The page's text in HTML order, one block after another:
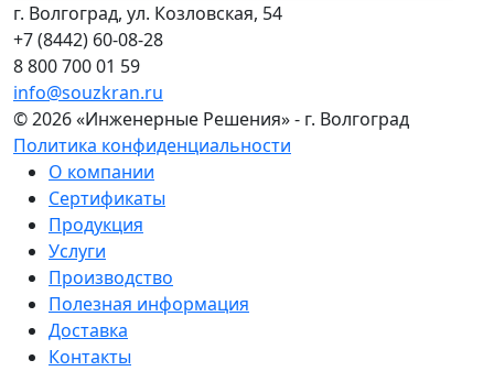
г. Волгоград, ул. Козловская, 54
+7 (8442) 60-08-28
8 800 700 01 59
info@souzkran.ru
© 2026 «Инженерные Решения» - г. Волгоград
Политика конфиденциальности
О компании
Сертификаты
Продукция
Услуги
Производство
Полезная информация
Доставка
Контакты